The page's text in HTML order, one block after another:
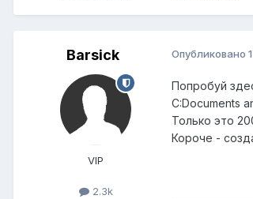
Barsick
VIP
2.3k
Опубликовано
Попробуй
C:Documents
Только это
Короче -